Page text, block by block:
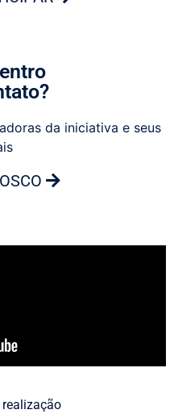
da iniciativa e seus